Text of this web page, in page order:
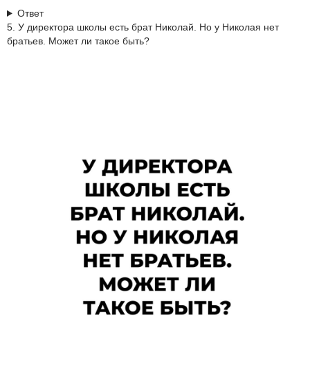
Ответ
5. У директора школы есть брат Николай. Но у Николая нет
братьев. Может ли такое быть?